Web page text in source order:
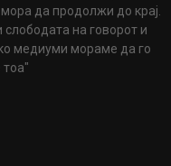
да продолжи до крај.
слободата на говорот и
медиуми мораме да го